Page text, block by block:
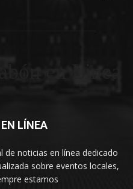
LÍNEA
de noticias en línea dedicado
sobre eventos locales,
estamos